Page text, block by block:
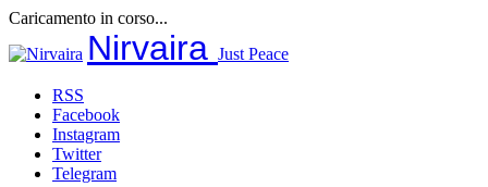
Caricamento in corso...
al
Nirvaira Just Peace
RSS
Facebook
Instagram
Twitter
Telegram